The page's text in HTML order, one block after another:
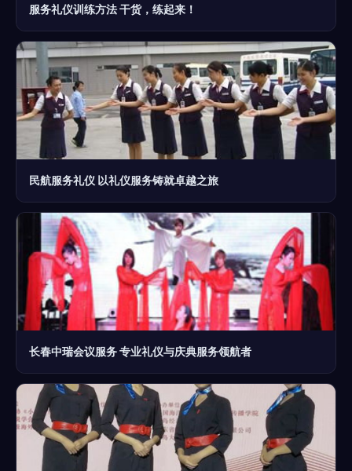
服务礼仪训练方法 干货，练起来！
民航服务礼仪 以礼仪服务铸就卓越之旅
长春中瑞会议服务 专业礼仪与庆典服务领航者